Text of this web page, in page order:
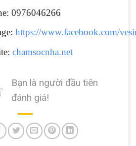
0976046266
https://www.facebook.com/
chamsocnha.net
Bạn là người đầu tiên
đánh giá!